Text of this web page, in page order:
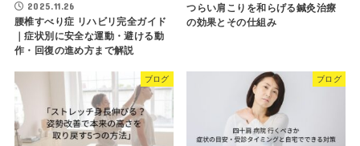
2025.11.26
腰椎すべり症 リハビリ完全ガイド
｜症状別に安全な運動・避ける動
作・回復の進め方まで解説
つらい肩こりを和らげる鍼灸治療
の効果とその仕組み
ブログ ブログ